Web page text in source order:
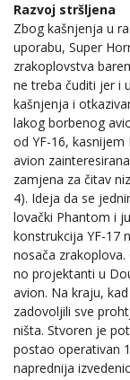
Razvoj stršljena
Zbog kašnjenja u
uporabu, Super
zrakoplovstva
ne treba čuditi jer i
kašnjenja i
lakog borbenog
od YF-16,
avion
zamjena za čitav
4). Ideja da se
lovački Phantom i
konstrukcija YF-17
nosača
no projektanti u
avion. Na kraju,
zadovoljili sve
ništa. Stvoren je
postao operativan
naprednija